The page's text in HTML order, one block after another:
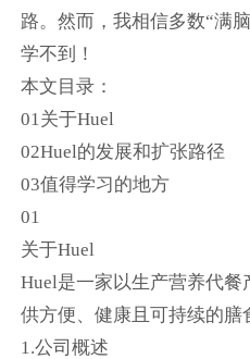
路。然而，我相信多数“满
学不到！
本文目录：
01关于Huel
02Huel的发展和扩张路径
03值得学习的地方
01
关于Huel
Huel是一家以生产营养代
供方便、健康且可持续的膳
1.公司概述